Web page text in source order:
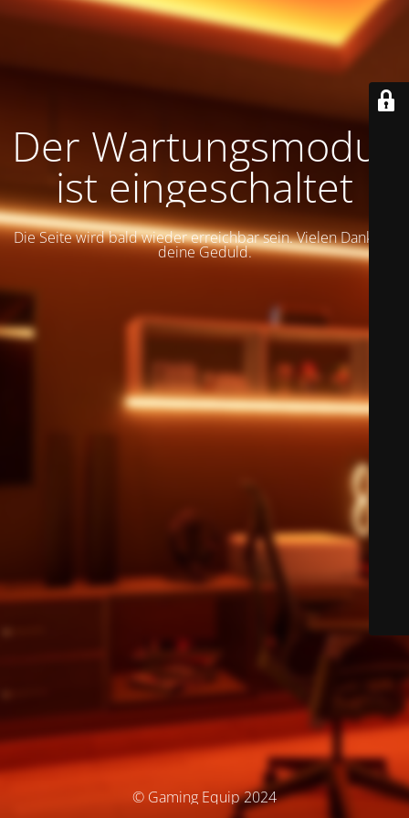
Der Wartungsmodus
ist eingeschaltet
Die Seite wird bald wieder erreichbar sein. Vielen Dank für
deine Geduld.
© Gaming Equip 2024